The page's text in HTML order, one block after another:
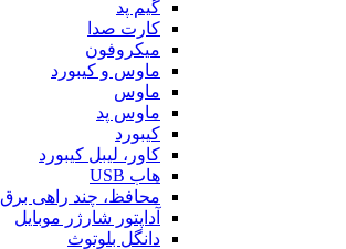
گیم پد
کارت صدا
میکروفون
ماوس و کیبورد
ماوس
ماوس پد
کیبورد
کاور، لیبل کیبورد
هاب USB
محافظ، چند راهی برق
آداپتور شارژر موبایل
دانگل بلوتوث